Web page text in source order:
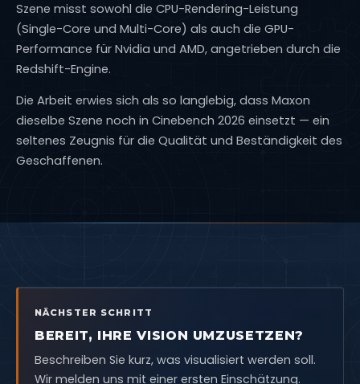
Szene misst sowohl die CPU-Rendering-Leistung
(Single-Core und Multi-Core) als auch die GPU-
Performance für Nvidia und AMD, angetrieben durch die
Redshift-Engine.
Die Arbeit erwies sich als so langlebig, dass Maxon
dieselbe Szene noch in Cinebench 2026 einsetzt — ein
seltenes Zeugnis für die Qualität und Beständigkeit des
Geschaffenen.
NÄCHSTER SCHRITT
BEREIT, IHRE VISION UMZUSETZEN?
Beschreiben Sie kurz, was visualisiert werden soll.
Wir melden uns mit einer ersten Einschätzung.